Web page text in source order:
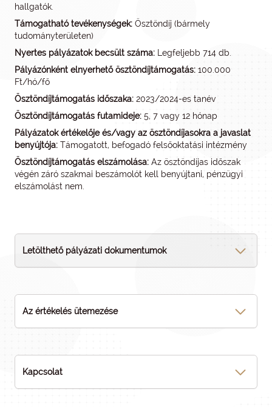
hallgatók.
Támogatható tevékenységek: Ösztöndíj (bármely
tudományterületen)
Nyertes pályázatok becsült száma: Legfeljebb 714 db.
Pályázónként elnyerhető ösztöndíjtámogatás: 100.000
Ft/hó/fő
Ösztöndíjtámogatás időszaka: 2023/2024-es tanév
Ösztöndíjtámogatás futamideje: 5, 7 vagy 12 hónap
Pályázatok értékelője és/vagy az ösztöndíjasokra a javaslat
benyújtója: Támogatott, befogadó felsőoktatási intézmény
Ösztöndíjtámogatás elszámolása: Az ösztöndíjas időszak
végén záró szakmai beszámolót kell benyújtani, pénzügyi
elszámolást nem.
Letölthető pályázati dokumentumok
Az értékelés ütemezése
Kapcsolat